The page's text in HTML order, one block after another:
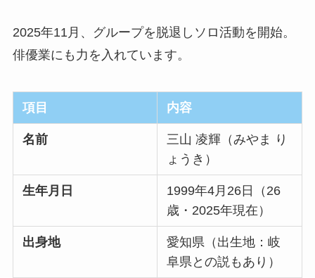
2025年11月、グループを脱退しソロ活動を開始。
俳優業にも力を入れています。
項目 内容
名前
三山 凌輝（みやま り
ょうき）
生年月日
1999年4月26日（26
歳・2025年現在）
出身地
愛知県（出生地：岐
阜県との説もあり）